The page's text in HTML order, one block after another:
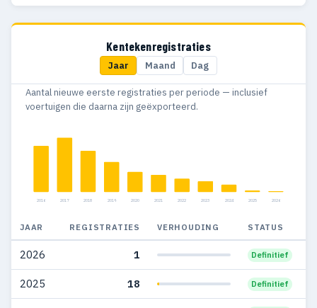
2017 675 193
480
2014 458
2009 493 68
2008 613 88
2007 556 91
Kentekenregistraties
Jaar Maand Dag
Aantal nieuwe eerste registraties per periode — inclusief
voertuigen die daarna zijn geëxporteerd.
2016 2017 2018 2019 2020 2021 2022 2023 2024 2025 2026
JAAR REGISTRATIES VERHOUDING STATUS
2026 1 Definitief
2025 18 Definitief